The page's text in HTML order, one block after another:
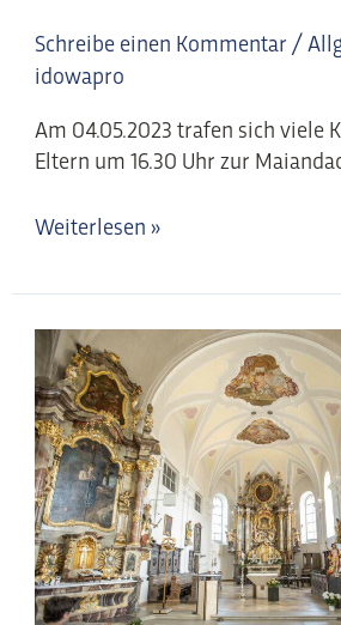
Schreibe einen Kommentar /
idowapro
Am 04.05.2023 trafen sich viele
Eltern um 16.30 Uhr zur
Weiterlesen »
Erstkommunion
mit
Ausflug